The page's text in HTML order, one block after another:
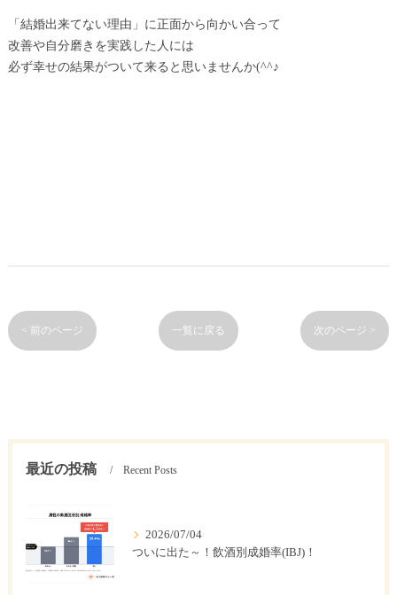
「結婚出来てない理由」に正面から向かい合って
改善や自分磨きを実践した人には
必ず幸せの結果がついて来ると思いませんか(^^♪
< 前のページ 一覧に戻る 次のページ >
最近の投稿 Recent Posts
2026/07/04
ついに出た～！飲酒別成婚率(IBJ)！